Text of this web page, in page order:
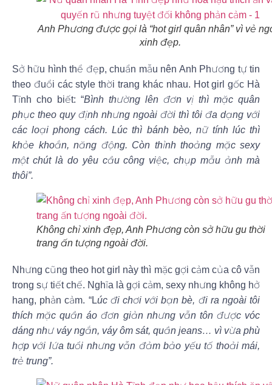
Anh Phương được gọi là “hot girl quân nhân” vì vẻ
xinh đẹp.
Sở hữu hình thể đẹp, chuẩn mẫu nên Anh Phương tự tin
theo đuổi các style thời trang khác nhau. Hot girl gốc Hà
Tĩnh cho biết: “Bình thường lên đơn vị thì mặc quân
phục theo quy định nhưng ngoài đời thì tôi đa dạng với
các loại phong cách. Lúc thì bánh bèo, nữ tính lúc thì
khỏe khoắn, năng động. Còn thỉnh thoảng mặc sexy
một chút là do yêu cầu công việc, chụp mẫu ảnh mà
thôi”.
Không chỉ xinh đẹp, Anh Phương còn sở hữu gu thời
trang ấn tượng ngoài đời.
Nhưng cũng theo hot girl này thì mặc gợi cảm của cô vẫn
trong sự tiết chế. Nghĩa là gợi cảm, sexy nhưng không hở
hang, phản cảm. “Lúc đi chơi với bạn bè, đi ra ngoài tôi
thích mặc quần áo đơn giản nhưng vẫn tôn được vóc
dáng như váy ngắn, váy ôm sát, quần jeans… vì vừa phù
hợp với lứa tuổi nhưng vẫn đảm bảo yếu tố thoải mái,
trẻ trung”.